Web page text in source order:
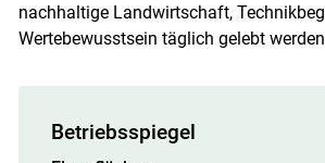
nachhaltige Landwirtschaft,
Wertebewusstsein täglich gelebt
Betriebsspiegel